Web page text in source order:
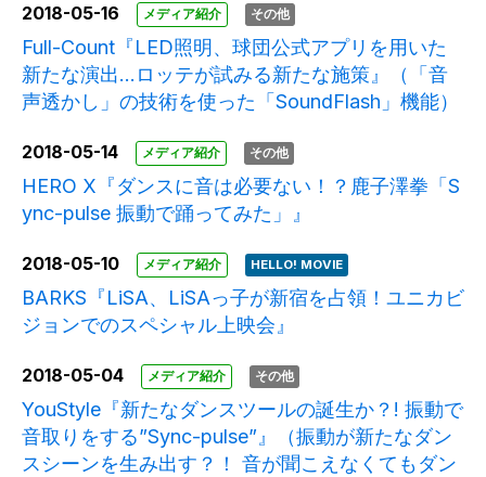
2018-05-16 メディア紹介 その他
Full-Count『LED照明、球団公式アプリを用いた
新たな演出…ロッテが試みる新たな施策』（「音
声透かし」の技術を使った「SoundFlash」機能）
2018-05-14 メディア紹介 その他
HERO X『ダンスに音は必要ない！？鹿子澤拳「S
ync-pulse 振動で踊ってみた」』
2018-05-10 メディア紹介 HELLO! MOVIE
BARKS『LiSA、LiSAっ子が新宿を占領！ユニカビ
ジョンでのスペシャル上映会』
2018-05-04 メディア紹介 その他
YouStyle『新たなダンスツールの誕生か？! 振動で
音取りをする”Sync-pulse”』（振動が新たなダン
スシーンを生み出す？！ 音が聞こえなくてもダン